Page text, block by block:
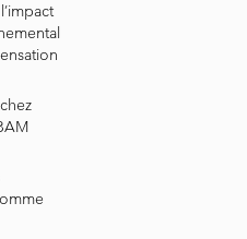
chez